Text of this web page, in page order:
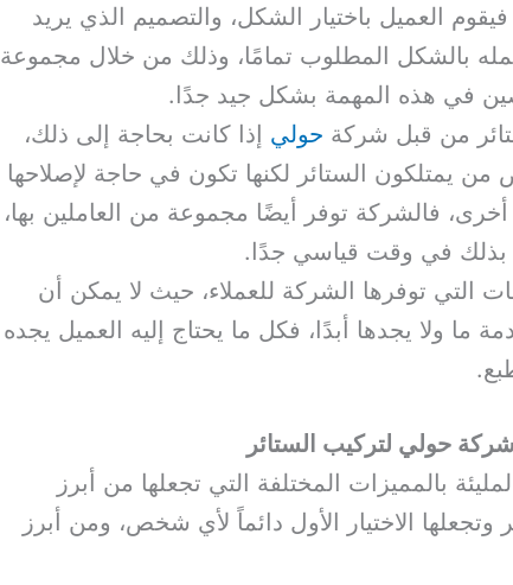
العميل باختيار الشكل، والتصميم الذي يريد
بالشكل المطلوب تمامًا، وذلك من خلال مجموعة
في هذه المهمة بشكل جيد جدًا.
من قبل شركة حولي إذا كانت بحاجة إلى ذلك،
يمتلكون الستائر لكنها تكون في حاجة لإصلاحها
أخرى، فالشركة توفر أيضًا مجموعة من العاملين بها،
بذلك في وقت قياسي جدًا.
التي توفرها الشركة للعملاء، حيث لا يمكن أن
ما ولا يجدها أبدًا، فكل ما يحتاج إليه العميل يجده
شركة حولي لتركيب الستائر
بالمميزات المختلفة التي تجعلها من أبرز
الاختيار الأول دائماً لأي شخص، ومن أبرز